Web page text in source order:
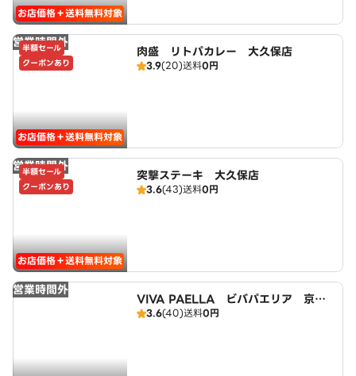
お店価格＋送料無料対象
営業時間外
半額セール
クーポンあり
お店価格＋送料無料対象
肉盛 リトパカレー 大久保店
3.9(20)送料0円
営業時間外
半額セール
クーポンあり
お店価格＋送料無料対象
突撃ステーキ 大久保店
3.6(43)送料0円
営業時間外
VIVA PAELLA ビバパエリア 京都
宇治店
3.6(40)送料0円